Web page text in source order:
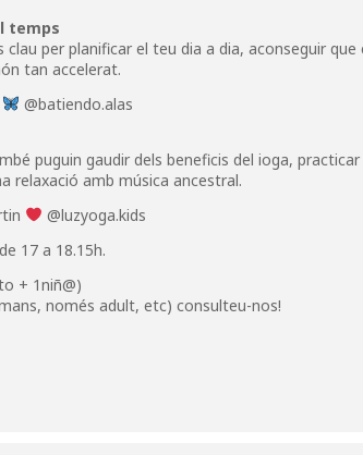
temps
clau per planificar el teu dia a dia, aconseguir
tan accelerat.
@batiendo.alas
puguin gaudir dels beneficis del ioga,
relaxació amb música ancestral.
@luzyoga.kids
17 a 18.15h.
+ 1niñ@)
només adult, etc) consulteu-nos!